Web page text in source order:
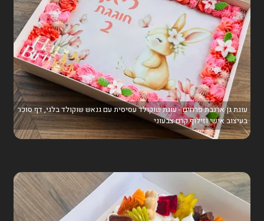
עוגת גן ארנבת פרחים - עוגת שוקולד עסיסית עם גנאש שוקולד בלגי, דף סוכר
בעיצוב אישי וזילוף קרם צבעוני